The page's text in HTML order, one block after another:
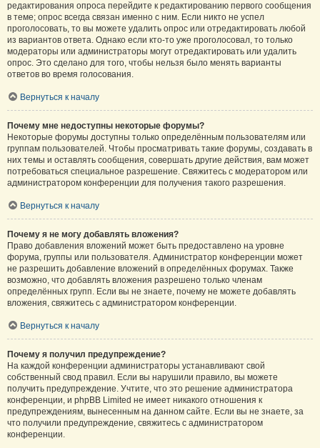
редактирования опроса перейдите к редактированию первого сообщения
в теме; опрос всегда связан именно с ним. Если никто не успел
проголосовать, то вы можете удалить опрос или отредактировать любой
из вариантов ответа. Однако если кто-то уже проголосовал, то только
модераторы или администраторы могут отредактировать или удалить
опрос. Это сделано для того, чтобы нельзя было менять варианты
ответов во время голосования.
Вернуться к началу
Почему мне недоступны некоторые форумы?
Некоторые форумы доступны только определённым пользователям или
группам пользователей. Чтобы просматривать такие форумы, создавать в
них темы и оставлять сообщения, совершать другие действия, вам может
потребоваться специальное разрешение. Свяжитесь с модератором или
администратором конференции для получения такого разрешения.
Вернуться к началу
Почему я не могу добавлять вложения?
Право добавления вложений может быть предоставлено на уровне
форума, группы или пользователя. Администратор конференции может
не разрешить добавление вложений в определённых форумах. Также
возможно, что добавлять вложения разрешено только членам
определённых групп. Если вы не знаете, почему не можете добавлять
вложения, свяжитесь с администратором конференции.
Вернуться к началу
Почему я получил предупреждение?
На каждой конференции администраторы устанавливают свой
собственный свод правил. Если вы нарушили правило, вы можете
получить предупреждение. Учтите, что это решение администратора
конференции, и phpBB Limited не имеет никакого отношения к
предупреждениям, вынесенным на данном сайте. Если вы не знаете, за
что получили предупреждение, свяжитесь с администратором
конференции.